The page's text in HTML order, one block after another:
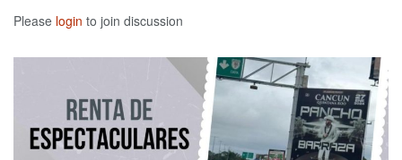
Please login to join discussion